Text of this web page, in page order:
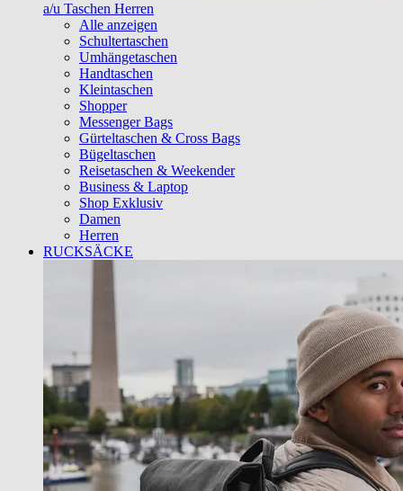
a/u Taschen Herren
Alle anzeigen
Schultertaschen
Umhängetaschen
Handtaschen
Kleintaschen
Shopper
Messenger Bags
Gürteltaschen & Cross Bags
Bügeltaschen
Reisetaschen & Weekender
Business & Laptop
Shop Exklusiv
Damen
Herren
RUCKSÄCKE